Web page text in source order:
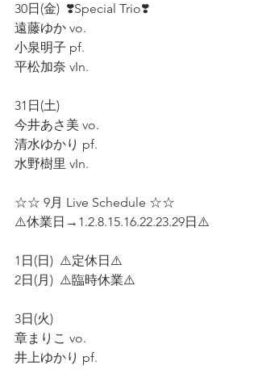
30日(金)  ❣️Special Trio❣️
遠藤ゆか vo.
小泉明子 pf.
平松加奈 vIn.
31日(土)
今井あさ美 vo.
清水ゆかり pf.
水野樹里 vIn.
☆☆ 9月 Live Schedule ☆☆
⚠️休業日→1.2.8.15.16.22.23.29日⚠️
1日(日)  ⚠️定休日⚠️
2日(月)  ⚠️臨時休業⚠️
3日(火)
章まりこ vo.
井上ゆかり pf.